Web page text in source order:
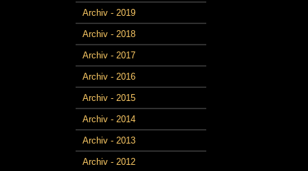
Archiv - 2019
Archiv - 2018
Archiv - 2017
Archiv - 2016
Archiv - 2015
Archiv - 2014
Archiv - 2013
Archiv - 2012